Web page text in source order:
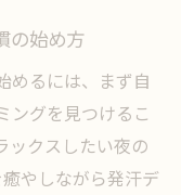
の始め方
めるには、まず自
ングを見つけるこ
ックスしたい夜の
やしながら発汗デ